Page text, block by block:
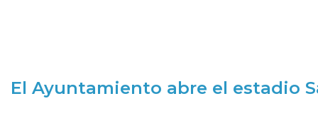
El Ayuntamiento abre el estadio